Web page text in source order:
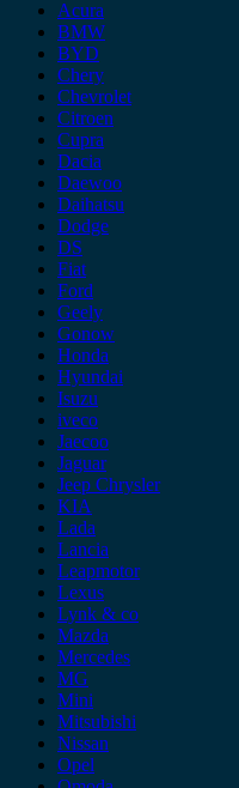
Acura
BMW
BYD
Chery
Chevrolet
Citroen
Cupra
Dacia
Daewoo
Daihatsu
Dodge
DS
Fiat
Ford
Geely
Gonow
Honda
Hyundai
Isuzu
iveco
Jaecoo
Jaguar
Jeep Chrysler
KIA
Lada
Lancia
Leapmotor
Lexus
Lynk & co
Mazda
Mercedes
MG
Mini
Mitsubishi
Nissan
Opel